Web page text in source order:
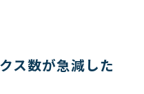
ス数が急減した